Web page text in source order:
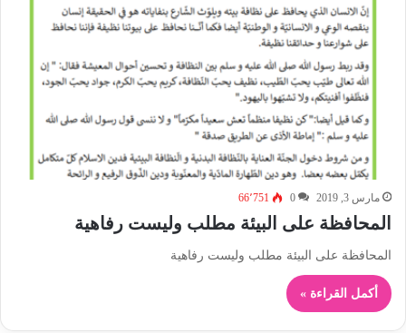
مارس 3, 2019 0 66٬751
المحافظة على البيئة مطلب وليست رفاهية
المحافظة على البيئة مطلب وليست رفاهية
أكمل القراءة »